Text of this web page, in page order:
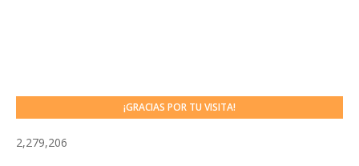
¡GRACIAS POR TU VISITA!
2,279,206